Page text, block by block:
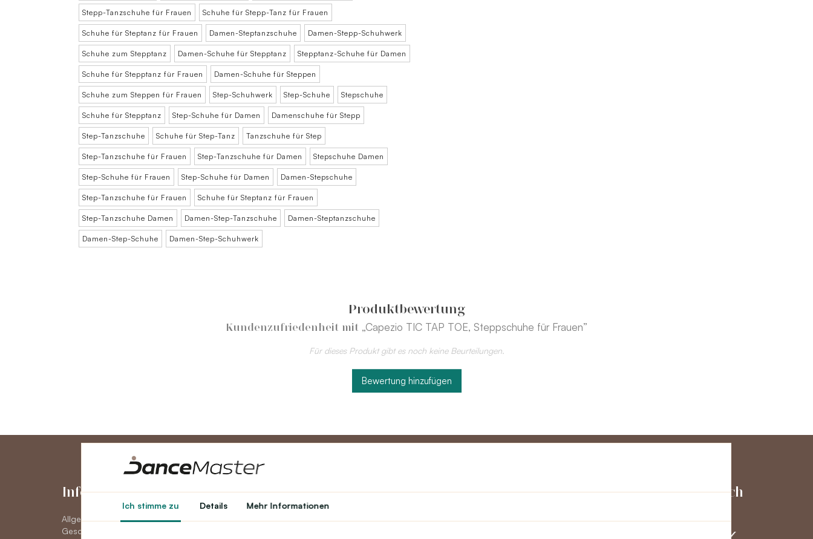
Ich stimme zu Details Mehr Informationen
Stepp-Tanzschuhe für Frauen Schuhe für Stepp-Tanz für Frauen
Schuhe für Steptanz für Frauen Damen-Steptanzschuhe Damen-Stepp-Schuhwerk
Schuhe zum Stepptanz Damen-Schuhe für Stepptanz Stepptanz-Schuhe für Damen
Schuhe für Stepptanz für Frauen Damen-Schuhe für Steppen
Schuhe zum Steppen für Frauen Step-Schuhwerk Step-Schuhe Stepschuhe
Schuhe für Stepptanz Step-Schuhe für Damen Damenschuhe für Stepp
Step-Tanzschuhe Schuhe für Step-Tanz Tanzschuhe für Step
Step-Tanzschuhe für Frauen Step-Tanzschuhe für Damen Stepschuhe Damen
Step-Schuhe für Frauen Step-Schuhe für Damen Damen-Stepschuhe
Step-Tanzschuhe für Frauen Schuhe für Steptanz für Frauen
Step-Tanzschuhe Damen Damen-Step-Tanzschuhe Damen-Steptanzschuhe
Damen-Step-Schuhe Damen-Step-Schuhwerk
Produktbewertung
Kundenzufriedenheit mit „Capezio TIC TAP TOE, Steppschuhe für Frauen”
Für dieses Produkt gibt es noch keine Beurteilungen.
Bewertung hinzufügen
Informationen
Allgemeine
Geschäftsbedingungen
Konto
Konto
Partner
Lehrerprogramm
Kundendienst
Über uns
Schließen Sie sich